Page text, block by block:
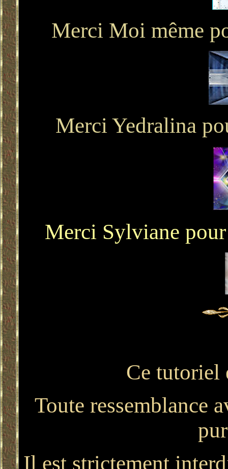
Merci Moi même
Merci Yedralina
Merci Sylviane
Ce tutoriel
Toute ressemblance
Il est strictement